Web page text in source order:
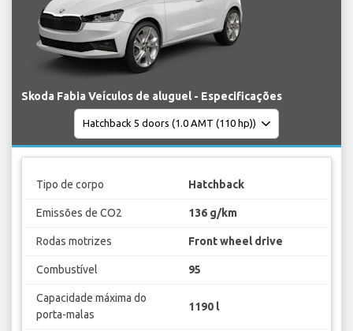
Skoda Fabia Veículos de aluguel - Especificações
Tipo de corpo Hatchback
Emissões de CO2 136 g/km
Rodas motrizes Front wheel drive
Combustível 95
Capacidade máxima do
porta-malas
1190 l